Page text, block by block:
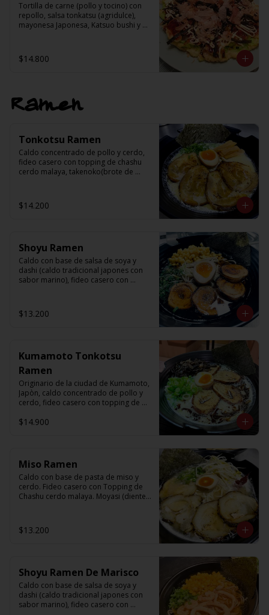
Tortilla de carne (pollo y tocino) con
repollo, salsa tonkatsu (agridulce),
mayonesa Japonesa, Katsuo bushi y
$14.800
Ramen
Tonkotsu Ramen
Caldo concentrado de pollo y cerdo,
fideo casero con topping de chashu
cerdo malaya, takenoko(brote de
$14.200
Shoyu Ramen
Caldo con base de salsa de soya y
dashi (caldo tradicional japones con
sabor marino), fideo casero con
nori, cebollin y aceite de sesamo
$13.200
Kumamoto Tonkotsu
Ramen
Originario de la ciudad de Kumamoto,
Japòn, caldo concentrado de pollo y
cerdo, fideo casero con topping de
de judas), ajitama(huevo semi cocido),
$14.900
Miso Ramen
Caldo con base de pasta de miso y
cerdo. Fideo casero con Topping de
Chashu cerdo malaya. Moyasi (diente
de sésamo.
$13.200
Shoyu Ramen De Marisco
Caldo con base de salsa de soya y
dashi (caldo tradicional japones con
sabor marino), fideo casero con